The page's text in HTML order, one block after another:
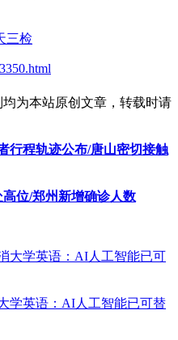
三检
为本站原创文章，转载时请
行程轨迹公布/唐山密切接触
位/郑州新增确诊人数
学英语：AI人工智能已可替